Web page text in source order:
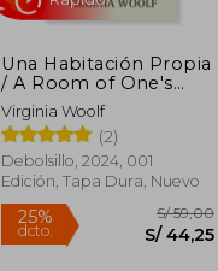
Una Habitación Propia
/ A Room of One's
Own
Virginia Woolf
(2)
Debolsillo, 2024, 001
Edición, Tapa Dura, Nuevo